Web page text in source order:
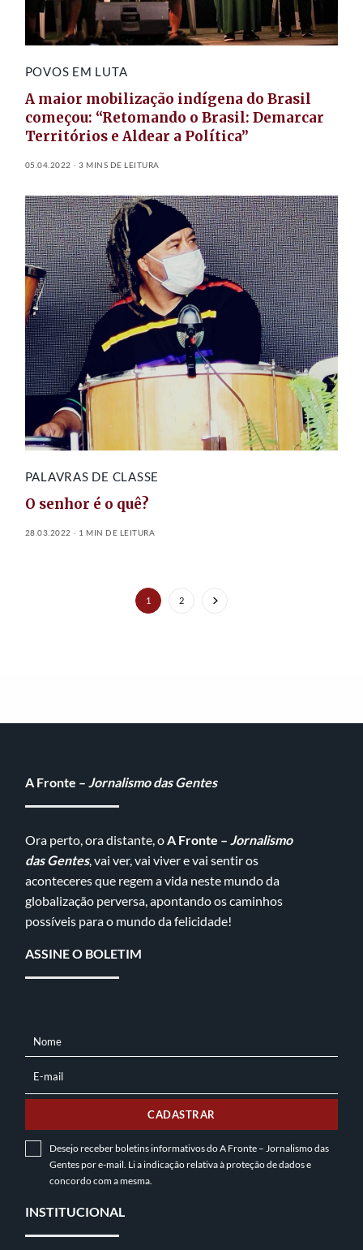
POVOS EM LUTA
A maior mobilização indígena do Brasil
começou: “Retomando o Brasil: Demarcar
Territórios e Aldear a Política”
05.04.2022 3 MINS DE LEITURA
PALAVRAS DE CLASSE
O senhor é o quê?
28.03.2022 1 MIN DE LEITURA
1 2
A Fronte – Jornalismo das Gentes
Ora perto, ora distante, oA Fronte – Jornalismo
das Gentes, vai ver, vai viver e vai sentir os
aconteceres que regem a vida neste mundo da
globalização perversa, apontando os caminhos
possíveis para o mundo da felicidade!
ASSINE O BOLETIM
NOME
Nome
MAIL
E-mail
CADASTRAR
Desejo receber boletins informativos do A Fronte – Jornalismo das
Gentes por e-mail. Li a indicação relativa àproteção de dadose
concordo com a mesma.
INSTITUCIONAL